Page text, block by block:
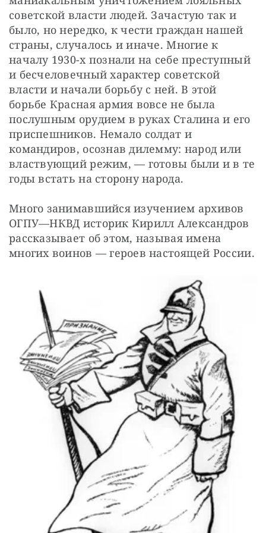
советской власти людей. Зачастую так и
было, но нередко, к чести граждан нашей
страны, случалось и иначе. Многие к
началу 1930-х познали на себе преступный
и бесчеловечный характер советской
власти и начали борьбу с ней. В этой
борьбе Красная армия вовсе не была
послушным орудием в руках Сталина и его
приспешников. Немало солдат и
командиров, осознав дилемму: народ или
властвующий режим, — готовы были и в те
годы встать на сторону народа.
Много занимавшийся изучением архивов
ОГПУ—НКВД историк Кирилл Александров
рассказывает об этом, называя имена
многих воинов — героев настоящей России.